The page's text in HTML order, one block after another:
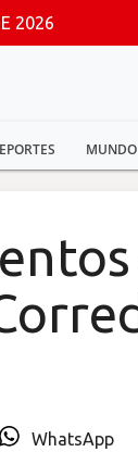
2026
MUNDO
WhatsApp